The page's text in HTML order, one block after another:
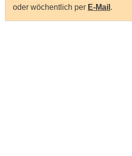
oder wöchentlich per E-Mail .